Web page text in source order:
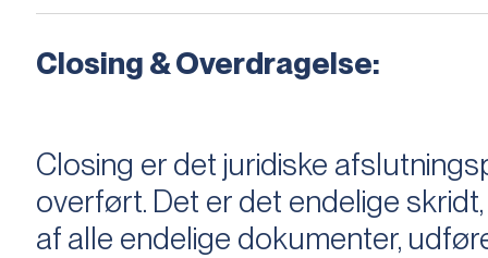
Closing & Overdragelse:
Closing er det juridiske
overført. Det er det endelige
af alle endelige dokumenter,